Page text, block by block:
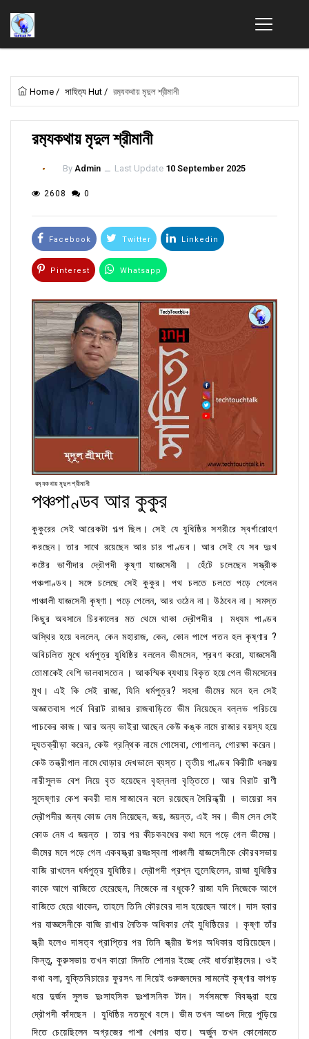
Home / সাহিত্য Hut / রম‍্যকথায় মৃদুল শ্রীমানী
রম‍্যকথায় মৃদুল শ্রীমানী
By Admin ــ Last Update 10 September 2025
2608 0
Facebook Twitter Linkedin
Pinterest Whatsapp
রম‍্যকথায় মৃদুল শ্রীমানী
পঞ্চপাণ্ডব আর কুকুর
কুকুরের সেই আরেকটা গল্প ছিল। সেই যে যুধিষ্ঠির সশরীরে স্বর্গারোহণ
করছেন। তার সাথে রয়েছেন আর চার পাণ্ডব। আর সেই যে সব দুঃখ
কষ্টের ভাগীদার দ্রৌপদী কৃষ্ণা যাজ্ঞসেনী । হেঁটে চলেছেন সস্ত্রীক
পঞ্চপাণ্ডব। সঙ্গে চলেছে সেই কুকুর। পথ চলতে চলতে পড়ে গেলেন
পাঞ্চালী যাজ্ঞসেনী কৃষ্ণা। পড়ে গেলেন, আর ওঠেন না। উঠবেন না। সমস্ত
কিছুর অবসানে চিরকালের মত থেমে থাকা দ্রৌপদীর । মধ্যম পাণ্ডব
অস্থির হয়ে বললেন, কেন মহারাজ, কেন, কোন পাপে পতন হল কৃষ্ণার ?
অবিচলিত মুখে ধর্মপুত্র যুধিষ্ঠির বললেন ভীমসেন, শ্রবণ করো, যাজ্ঞসেনী
তোমাকেই বেশি ভালবাসতেন । আকস্মিক ব্যথায় বিকৃত হয়ে গেল ভীমসেনের
মুখ। এই কি সেই রাজা, যিনি ধর্মপুত্র? সহসা ভীমের মনে হল সেই
অজ্ঞাতবাস পর্বে বিরাট রাজার রাজবাড়িতে ভীম নিয়েছেন বল্লভ পরিচয়ে
পাচকের কাজ। আর অন্য ভাইরা আছেন কেউ কঙ্ক নামে রাজার বয়স্য হয়ে
দ‍্যূতক্রীড়া করেন, কেউ গ্রন্থিক নামে গোসেবা, গোপালন, গোরক্ষা করেন।
কেউ তন্ত্রীপাল নামে ঘোড়ার দেখভালে ব্যস্ত। তৃতীয় পাণ্ডব কিরীটি ধনঞ্জয়
নারীসুলভ বেশ নিয়ে বৃত হয়েছেন বৃহন্নলা বৃত্তিতে। আর বিরাট রাণী
সুদেষ্ণার কেশ কবরী দাম সাজাবেন বলে রয়েছেন সৈরিন্ধ্রী । ভায়েরা সব
দ্রৌপদীর জন্য কোড নেম নিয়েছেন, জয়, জয়ন্ত, এই সব। ভীম সেন সেই
কোড নেম এ জয়ন্ত । তার পর কীচকবধের কথা মনে পড়ে গেল ভীমের।
ভীমের মনে পড়ে গেল একবস্ত্রা রজঃস্বলা পাঞ্চালী যাজ্ঞসেনীকে কৌরবসভায়
বাজি রাখলেন ধর্মপুত্র যুধিষ্ঠির। দ্রৌপদী প্রশ্ন তুলেছিলেন, রাজা যুধিষ্ঠির
কাকে আগে বাজিতে হেরেছেন, নিজেকে না বধূকে? রাজা যদি নিজেকে আগে
বাজিতে হেরে থাকেন, তাহলে তিনি কৌরবের দাস হয়েছেন আগে। দাস হবার
পর যাজ্ঞসেনীকে বাজি রাখার নৈতিক অধিকার নেই যুধিষ্ঠিরের । কৃষ্ণা তাঁর
স্ত্রী হলেও দাসত্ব প্রাপ্তির পর তিনি স্ত্রীর উপর অধিকার হারিয়েছেন।
কিন্তু, কুরুসভায় তখন কারো মিনতি শোনার ইচ্ছে নেই ধার্তরাষ্ট্রদের। ওই
কথা বলা, যুক্তিবিচারের ফুরসৎ না দিয়েই গুরুজনদের সামনেই কৃষ্ণার কাপড়
ধরে দুর্জন সুলভ দুঃসাহসিক দুঃশাসনিক টান। সর্বসমক্ষে বিবস্ত্রা হয়ে
দ্রৌপদী কাঁদছেন । যুধিষ্ঠির নতমুখে বসে। ভীম তখন আগুন দিয়ে পুড়িয়ে
দিতে চেয়েছিলেন অগ্রজের পাশা খেলার হাত। অর্জুন তখন কোনোমতে